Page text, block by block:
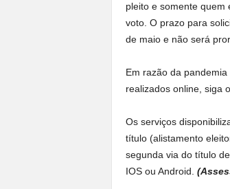
pleito e somente quem
voto. O prazo para
de maio e não será
Em razão da
realizados online, siga o
Os serviços
título (alistamento
segunda via do título
IOS ou Android.